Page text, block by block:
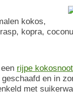
kokos,
kopra,
rijpe kokosnoot
en in
met